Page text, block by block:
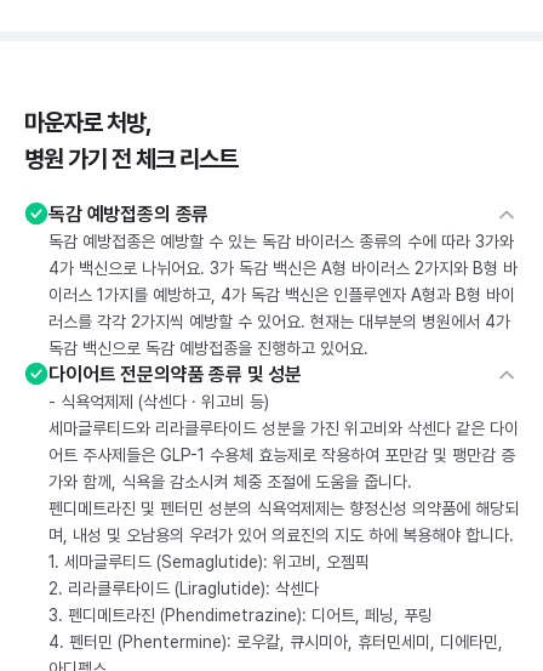
마운자로 처방,
병원 가기 전 체크 리스트
독감 예방접종의 종류
독감 예방접종은 예방할 수 있는 독감 바이러스 종류의 수에 따라 3가와
4가 백신으로 나뉘어요. 3가 독감 백신은 A형 바이러스 2가지와 B형 바
이러스 1가지를 예방하고, 4가 독감 백신은 인플루엔자 A형과 B형 바이
러스를 각각 2가지씩 예방할 수 있어요. 현재는 대부분의 병원에서 4가
독감 백신으로 독감 예방접종을 진행하고 있어요.
다이어트 전문의약품 종류 및 성분
- 식욕억제제 (삭센다 · 위고비 등)
세마글루티드와 리라클루타이드 성분을 가진 위고비와 삭센다 같은 다이
어트 주사제들은 GLP-1 수용체 효능제로 작용하여 포만감 및 팽만감 증
가와 함께, 식욕을 감소시켜 체중 조절에 도움을 줍니다.
펜디메트라진 및 펜터민 성분의 식욕억제제는 향정신성 의약품에 해당되
며, 내성 및 오남용의 우려가 있어 의료진의 지도 하에 복용해야 합니다.
1. 세마글루티드 (Semaglutide): 위고비, 오젬픽
2. 리라클루타이드 (Liraglutide): 삭센다
3. 펜디메트라진 (Phendimetrazine): 디어트, 페닝, 푸링
4. 펜터민 (Phentermine): 로우칼, 큐시미아, 휴터민세미, 디에타민,